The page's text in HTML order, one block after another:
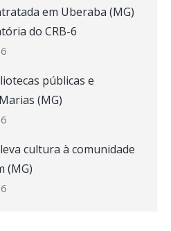
em Uberaba (MG)
do CRB-6
públicas e
(MG)
cultura à comunidade
(MG)